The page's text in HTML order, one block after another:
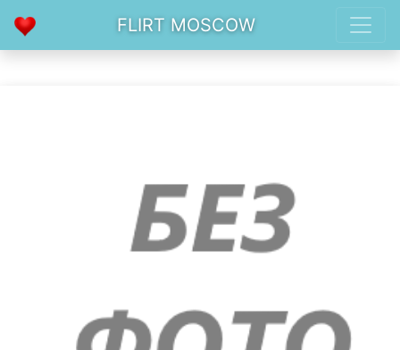
FLIRT MOSCOW